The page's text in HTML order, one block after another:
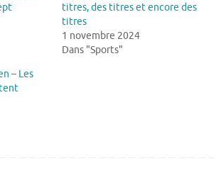
titres, des titres et encore des
titres
1 novembre 2024
Dans "Sports"
– Les